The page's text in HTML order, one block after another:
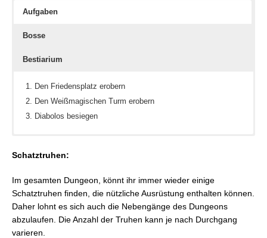
Aufgaben
Bosse
Bestiarium
Den Friedensplatz erobern
Den Weißmagischen Turm erobern
Diabolos besiegen
Arioch
Wamoura
Ruinen-Schlacke
Sporendurchsetzter Klumpen
Schatztruhen:
Im gesamten Dungeon, könnt ihr immer wieder einige
Schatztruhen finden, die nützliche Ausrüstung enthalten können.
Daher lohnt es sich auch die Nebengänge des Dungeons
abzulaufen. Die Anzahl der Truhen kann je nach Durchgang
varieren.